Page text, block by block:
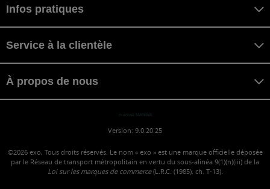
Infos pratiques
Service à la clientèle
À propos de nous
maniwa MANIWA
Version: 9.0.20.25
©2026 exo, Tous droits réservés. Le nom « exo » est une marque officielle déposée
par le Réseau de transport métropolitain en vertu du sous-alinéa 9(1)(n)(iii) de la
Loi sur les marques de commerce(L.R.C. (1985), ch. T-13).